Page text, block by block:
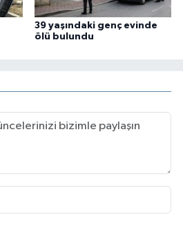
39 yaşındaki genç evinde
ölü bulundu